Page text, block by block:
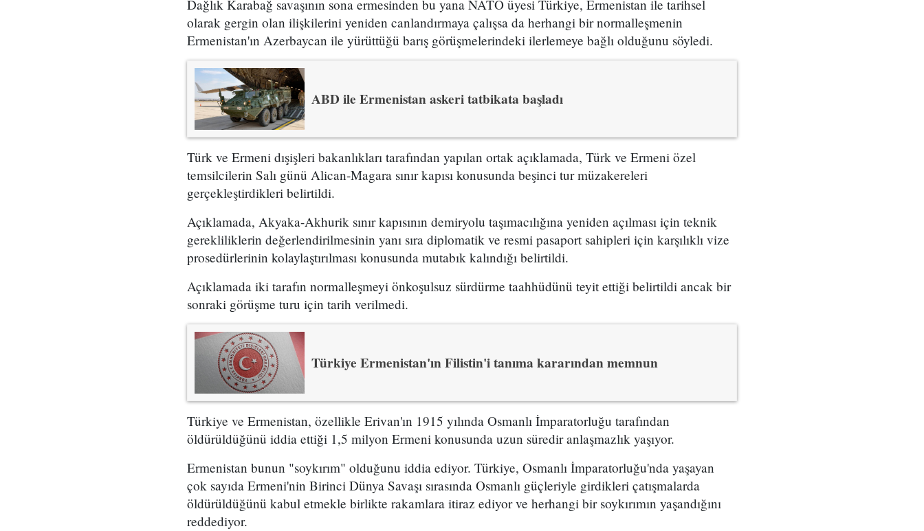
Dağlık Karabağ savaşının sona ermesinden bu yana NATO üyesi Türkiye, Ermenistan ile tarihsel
olarak gergin olan ilişkilerini yeniden canlandırmaya çalışsa da herhangi bir normalleşmenin
Ermenistan'ın Azerbaycan ile yürüttüğü barış görüşmelerindeki ilerlemeye bağlı olduğunu söyledi.
ABD ile Ermenistan askeri tatbikata başladı
Türk ve Ermeni dışişleri bakanlıkları tarafından yapılan ortak açıklamada, Türk ve Ermeni özel
temsilcilerin Salı günü Alican-Magara sınır kapısı konusunda beşinci tur müzakereleri
gerçekleştirdikleri belirtildi.
Açıklamada, Akyaka-Akhurik sınır kapısının demiryolu taşımacılığına yeniden açılması için teknik
gerekliliklerin değerlendirilmesinin yanı sıra diplomatik ve resmi pasaport sahipleri için karşılıklı vize
prosedürlerinin kolaylaştırılması konusunda mutabık kalındığı belirtildi.
Açıklamada iki tarafın normalleşmeyi önkoşulsuz sürdürme taahhüdünü teyit ettiği belirtildi ancak bir
sonraki görüşme turu için tarih verilmedi.
Türkiye Ermenistan'ın Filistin'i tanıma kararından memnun
Türkiye ve Ermenistan, özellikle Erivan'ın 1915 yılında Osmanlı İmparatorluğu tarafından
öldürüldüğünü iddia ettiği 1,5 milyon Ermeni konusunda uzun süredir anlaşmazlık yaşıyor.
Ermenistan bunun "soykırım" olduğunu iddia ediyor. Türkiye, Osmanlı İmparatorluğu'nda yaşayan
çok sayıda Ermeni'nin Birinci Dünya Savaşı sırasında Osmanlı güçleriyle girdikleri çatışmalarda
öldürüldüğünü kabul etmekle birlikte rakamlara itiraz ediyor ve herhangi bir soykırımın yaşandığını
reddediyor.